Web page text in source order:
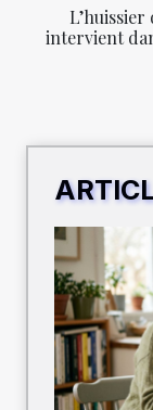
intervient